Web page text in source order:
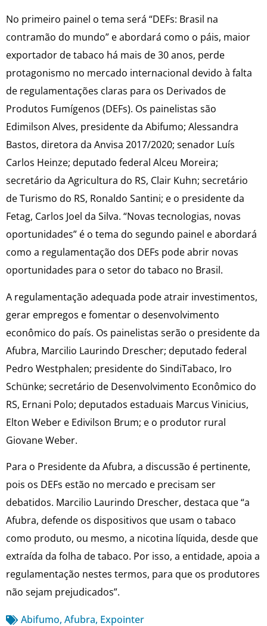
No primeiro painel o tema será “DEFs: Brasil na
contramão do mundo” e abordará como o páis, maior
exportador de tabaco há mais de 30 anos, perde
protagonismo no mercado internacional devido à falta
de regulamentações claras para os Derivados de
Produtos Fumígenos (DEFs). Os painelistas são
Edimilson Alves, presidente da Abifumo; Alessandra
Bastos, diretora da Anvisa 2017/2020; senador Luís
Carlos Heinze; deputado federal Alceu Moreira;
secretário da Agricultura do RS, Clair Kuhn; secretário
de Turismo do RS, Ronaldo Santini; e o presidente da
Fetag, Carlos Joel da Silva. “Novas tecnologias, novas
oportunidades” é o tema do segundo painel e abordará
como a regulamentação dos DEFs pode abrir novas
oportunidades para o setor do tabaco no Brasil.
A regulamentação adequada pode atrair investimentos,
gerar empregos e fomentar o desenvolvimento
econômico do país. Os painelistas serão o presidente da
Afubra, Marcilio Laurindo Drescher; deputado federal
Pedro Westphalen; presidente do SindiTabaco, Iro
Schünke; secretário de Desenvolvimento Econômico do
RS, Ernani Polo; deputados estaduais Marcus Vinicius,
Elton Weber e Edivilson Brum; e o produtor rural
Giovane Weber.
Para o Presidente da Afubra, a discussão é pertinente,
pois os DEFs estão no mercado e precisam ser
debatidos. Marcilio Laurindo Drescher, destaca que “a
Afubra, defende os dispositivos que usam o tabaco
como produto, ou mesmo, a nicotina líquida, desde que
extraída da folha de tabaco. Por isso, a entidade, apoia a
regulamentação nestes termos, para que os produtores
não sejam prejudicados”.
Abifumo, Afubra, Expointer